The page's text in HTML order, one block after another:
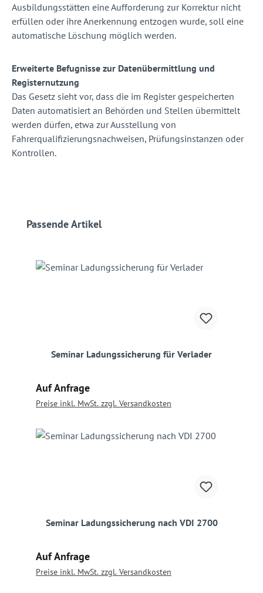
Ausbildungsstätten eine Aufforderung zur Korrektur nicht
erfüllen oder ihre Anerkennung entzogen wurde, soll eine
automatische Löschung möglich werden.
Erweiterte Befugnisse zur Datenübermittlung und
Registernutzung
Das Gesetz sieht vor, dass die im Register gespeicherten
Daten automatisiert an Behörden und Stellen übermittelt
werden dürfen, etwa zur Ausstellung von
Fahrerqualifizierungsnachweisen, Prüfungsinstanzen oder
Kontrollen.
Produktgalerie überspringen
Passende Artikel
Seminar Ladungssicherung für Verlader
Regulärer Preis:
Auf Anfrage
Preise inkl. MwSt. zzgl. Versandkosten
Seminar Ladungssicherung nach VDI 2700
Regulärer Preis:
Auf Anfrage
Preise inkl. MwSt. zzgl. Versandkosten